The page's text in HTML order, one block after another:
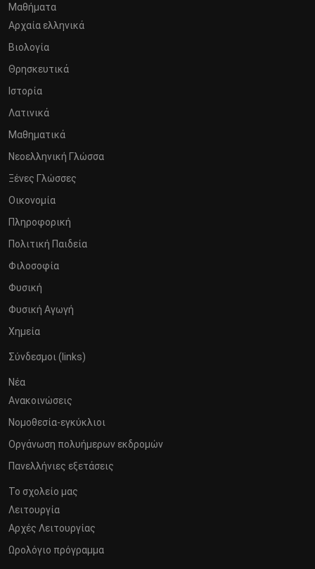
Μαθήματα
Αρχαία ελληνικά
Βιολογία
Θρησκευτικά
Ιστορία
Λατινικά
Μαθηματικά
Νεοελληνική Γλώσσα
Ξένες Γλώσσες
Οικονομία
Πληροφορική
Πολιτική Παιδεία
Φιλοσοφία
Φυσική
Φυσική Αγωγή
Χημεία
Σύνδεσμοι (links)
Νέα
Ανακοινώσεις
Νομοθεσία-εγκύκλιοι
Οργάνωση πολυήμερων εκδρομών
Πανελλήνιες εξετάσεις
Το σχολείο μας
Λειτουργία
Αρχές Λειτουργίας
Ωρολόγιο πρόγραμμα